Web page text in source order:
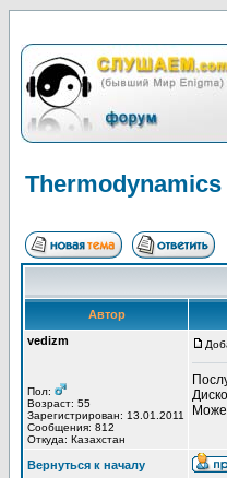
Thermodynamics
Автор
vedizm
Пол:
Возраст: 55
Зарегистрирован: 13.01.2011
Сообщения: 812
Откуда: Казахстан
Вернуться к началу